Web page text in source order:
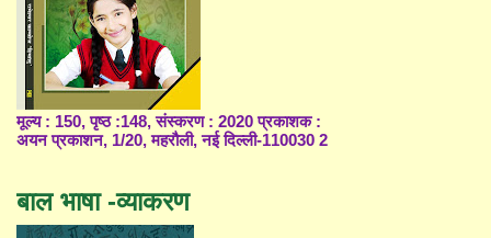
मूल्य : 150, पृष्ठ :148, संस्करण : 2020 प्रकाशक :
अयन प्रकाशन, 1/20, महरौली, नई दिल्ली-110030 2
बाल भाषा -व्याकरण